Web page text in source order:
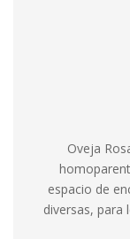
Oveja
espacio de
diversas, para